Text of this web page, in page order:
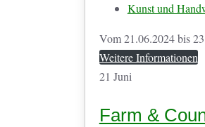
Kunst und
Vom 21.06.2024 bis
Weitere Informationen
21 Juni
Farm &